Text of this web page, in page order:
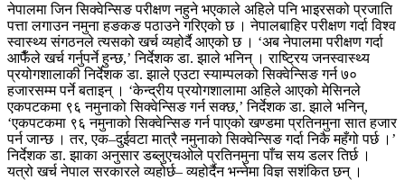
नेपालमा जिन सिक्वेन्सिङ परीक्षण नहुने भएकाले अहिले पनि भाइरसको प्रजाति
पत्ता लगाउन नमुना हङकङ पठाउने गरिएको छ । नेपालबाहिर परीक्षण गर्दा विश्व
स्वास्थ्य संगठनले त्यसको खर्च व्यहोर्दै आएको छ । ‘अब नेपालमा परीक्षण गर्दा
आफैँले खर्च गर्नुपर्ने हुन्छ,’ निर्देशक डा. झाले भनिन् । राष्ट्रिय जनस्वास्थ्य
प्रयोगशालाकी निर्देशक डा. झाले एउटा स्याम्पलको सिक्वेन्सिङ गर्न ७०
हजारसम्म पर्ने बताइन् । ‘केन्द्रीय प्रयोगशालामा अहिले आएको मेसिनले
एकपटकमा ९६ नमुनाको सिक्वेन्सिङ गर्न सक्छ,’ निर्देशक डा. झाले भनिन्,
‘एकपटकमा ९६ नमुनाको सिक्वेन्सिङ गर्न पाएको खण्डमा प्रतिनमुना सात हजार
पर्न जान्छ । तर, एक–दुईवटा मात्रै नमुनाको सिक्वेन्सिङ गर्दा निकै महँगो पर्छ ।’
निर्देशक डा. झाका अनुसार डब्लुएचओले प्रतिनमुना पाँच सय डलर तिर्छ ।
यत्रो खर्च नेपाल सरकारले व्यहोर्छ– व्यहोर्दैन भन्नेमा विज्ञ सशंकित छन् ।